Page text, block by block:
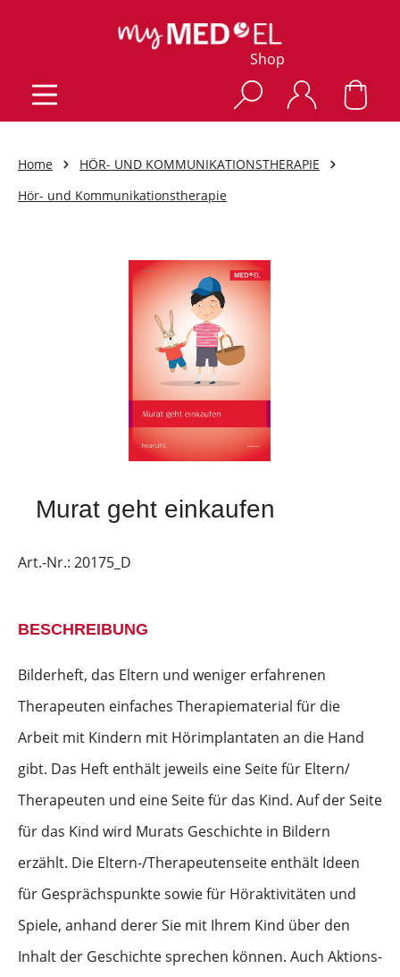
Shop
Home
HÖR- UND KOMMUNIKATIONSTHERAPIE
Hör- und Kommunikationstherapie
Murat geht einkaufen
Art.-Nr.: 20175_D
BESCHREIBUNG
Bilderheft, das Eltern und weniger erfahrenen
Therapeuten einfaches Therapiematerial für die
Arbeit mit Kindern mit Hörimplantaten an die Hand
gibt. Das Heft enthält jeweils eine Seite für Eltern/
Therapeuten und eine Seite für das Kind. Auf der Seite
für das Kind wird Murats Geschichte in Bildern
erzählt. Die Eltern-/Therapeutenseite enthält Ideen
für Gesprächspunkte sowie für Höraktivitäten und
Spiele, anhand derer Sie mit Ihrem Kind über den
Inhalt der Geschichte sprechen können. Auch Aktions-